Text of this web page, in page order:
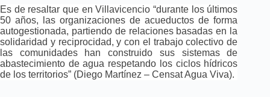
Es de resaltar que en Villavicencio “durante los últimos
50 años, las organizaciones de acueductos de forma
autogestionada, partiendo de relaciones basadas en la
solidaridad y reciprocidad, y con el trabajo colectivo de
las comunidades han construido sus sistemas de
abastecimiento de agua respetando los ciclos hídricos
de los territorios” (Diego Martínez – Censat Agua Viva).